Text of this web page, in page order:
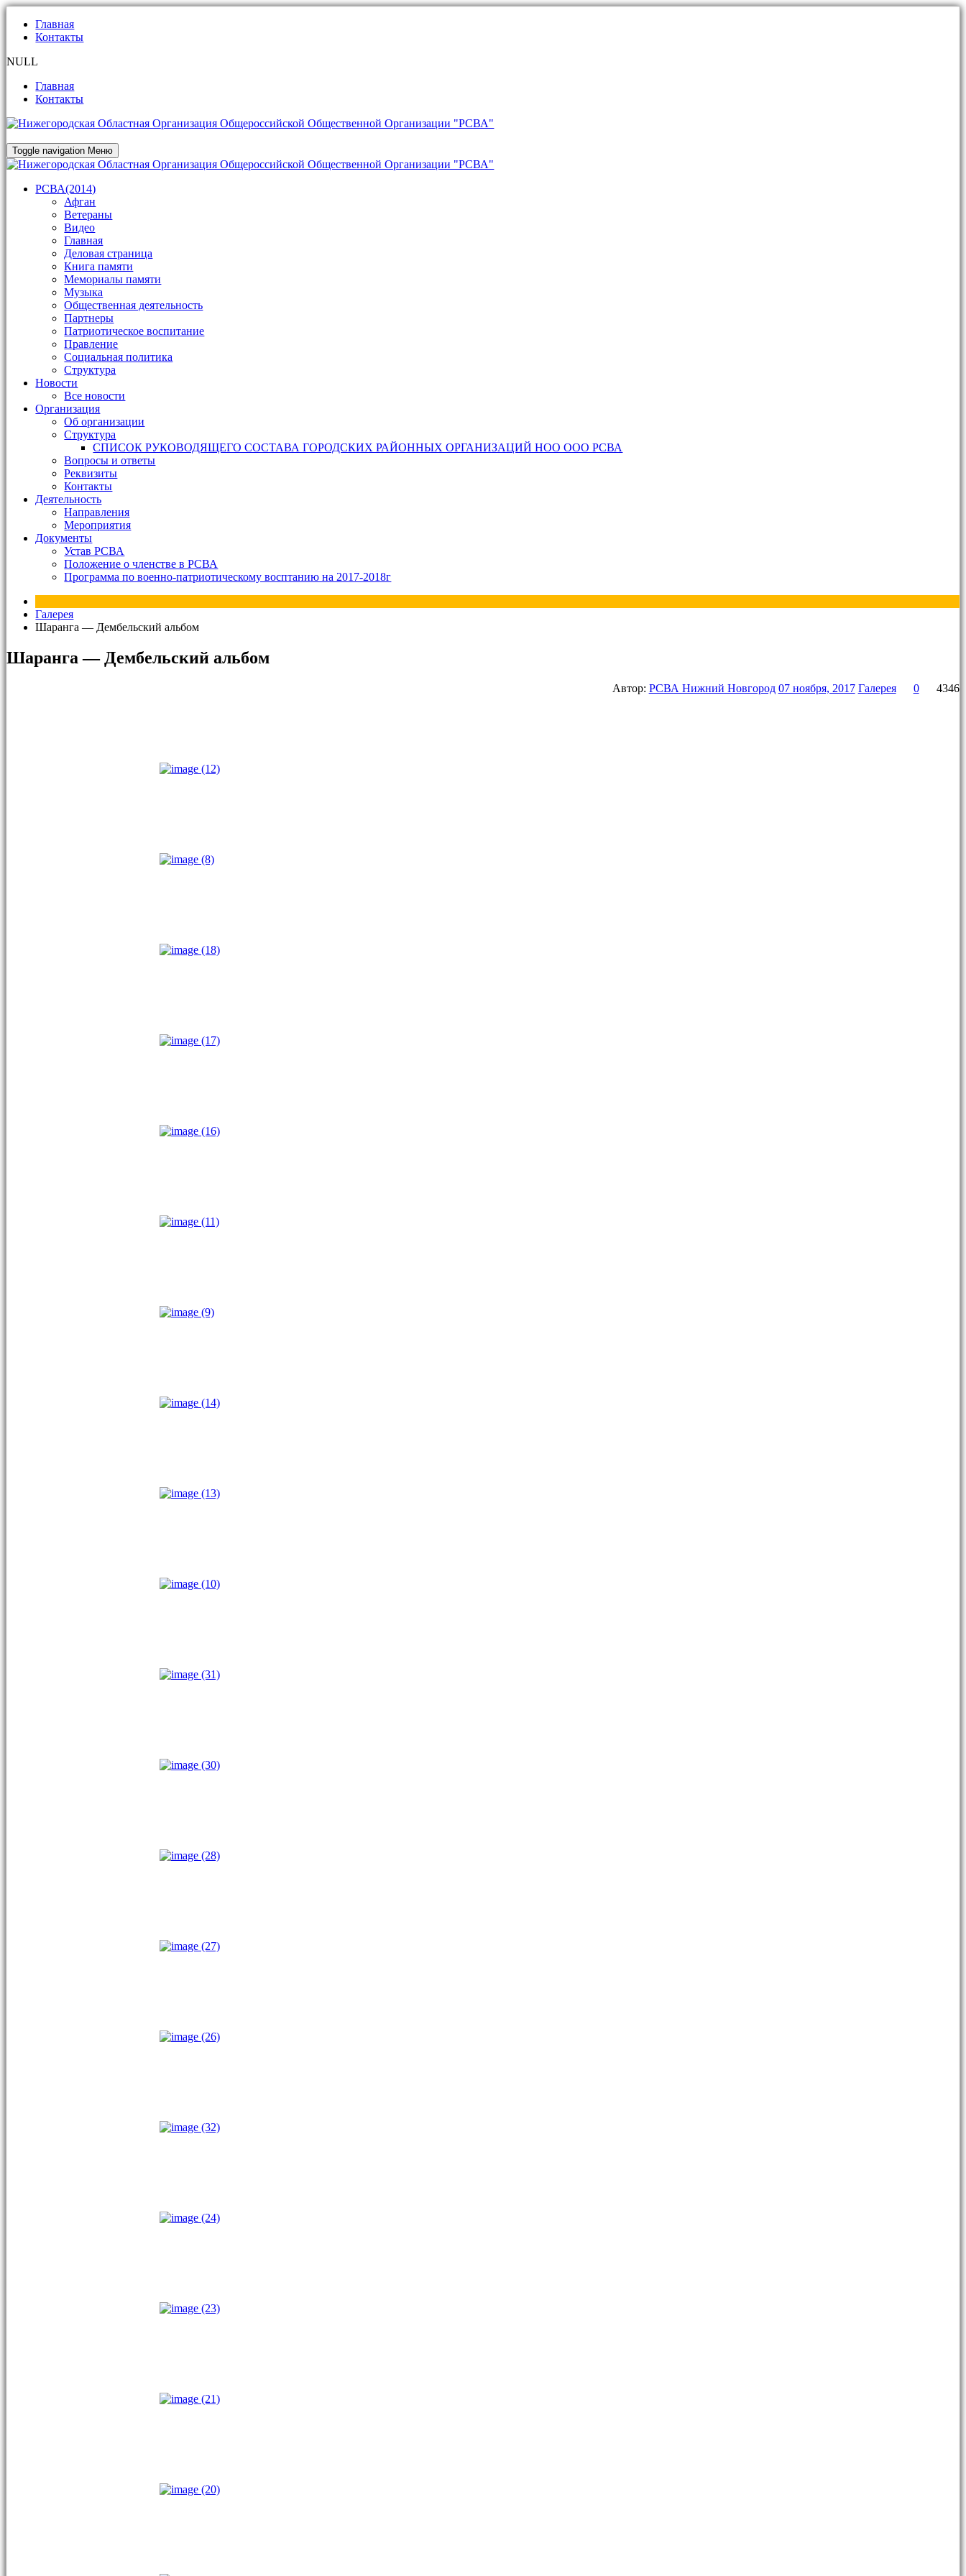
Главная
Контакты
NULL
Главная
Контакты
Toggle navigation Меню
РСВА(2014)
Афган
Ветераны
Видео
Главная
Деловая страница
Книга памяти
Мемориалы памяти
Музыка
Общественная деятельность
Партнеры
Патриотическое воспитание
Правление
Социальная политика
Структура
Новости
Все новости
Организация
Об организации
Структура
СПИСОК РУКОВОДЯЩЕГО СОСТАВА ГОРОДСКИХ РАЙОННЫХ ОРГАНИЗАЦИЙ НОО ООО РСВА
Вопросы и ответы
Реквизиты
Контакты
Деятельность
Направления
Мероприятия
Документы
Устав РСВА
Положение о членстве в РСВА
Программа по военно-патриотическому восптанию на 2017-2018г
Галерея
Шаранга — Дембельский альбом
Шаранга — Дембельский альбом
Автор: РСВА Нижний Новгород 07 ноября, 2017 Галерея 0 4346